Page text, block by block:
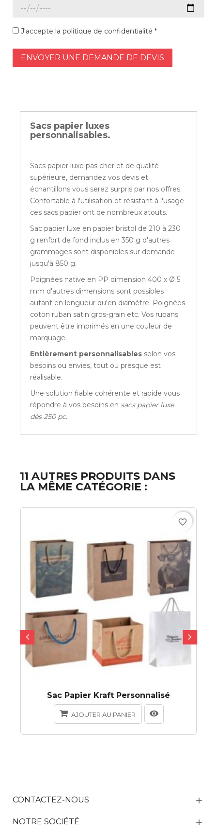
J'accepte la politique de confidentialité *
ENVOYER UNE DEMANDE DE DEVIS
Sacs papier luxes
personnalisables.
Sacs papier luxe pas cher et de qualité
supérieure, demandez vos devis et
échantillons vous serez surpris par nos offres.
Confortable à l'utilisation et résistant à l'usage
ces sacs papier ont de nombreux atouts.
Sac papier luxe en papier bristol de 210 à 230
g renfort de fond inclus en 350 g d'autres
grammages sont disponibles sur demande
jusqu'à 850 g.
Poignées native en PP dimension 400 x Ø 5
mm d'autres dimensions sont possibles
autant en longueur qu'en diamètre. Poignées
coton ruban satin gros-grain etc. Vos rubans
peuvent être imprimés en une couleur de
marquage.
Entièrement personnalisables selon vos
besoins ou envies, tout ou presque est
réalisable.
Une solution fiable cohérente et rapide vous
répondre à vos besoins en sacs papier luxe
dès 250 pc.
11 AUTRES PRODUITS DANS
LA MÊME CATÉGORIE :
Sac Papier Kraft Personnalisé
AJOUTER AU PANIER
favorite_border
CONTACTEZ-NOUS
NOTRE SOCIÉTÉ